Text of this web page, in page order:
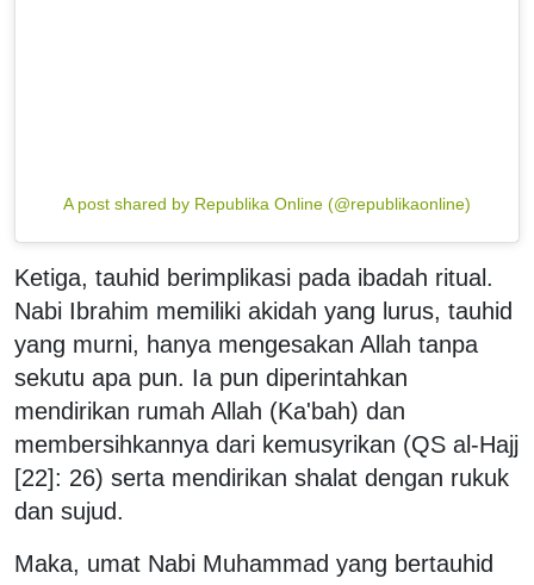
A post shared by Republika Online (@republikaonline)
Ketiga, tauhid berimplikasi pada ibadah ritual.
Nabi Ibrahim memiliki akidah yang lurus, tauhid
yang murni, hanya mengesakan Allah tanpa
sekutu apa pun. Ia pun diperintahkan
mendirikan rumah Allah (Ka'bah) dan
membersihkannya dari kemusyrikan (QS al-Hajj
[22]: 26) serta mendirikan shalat dengan rukuk
dan sujud.
Maka, umat Nabi Muhammad yang bertauhid